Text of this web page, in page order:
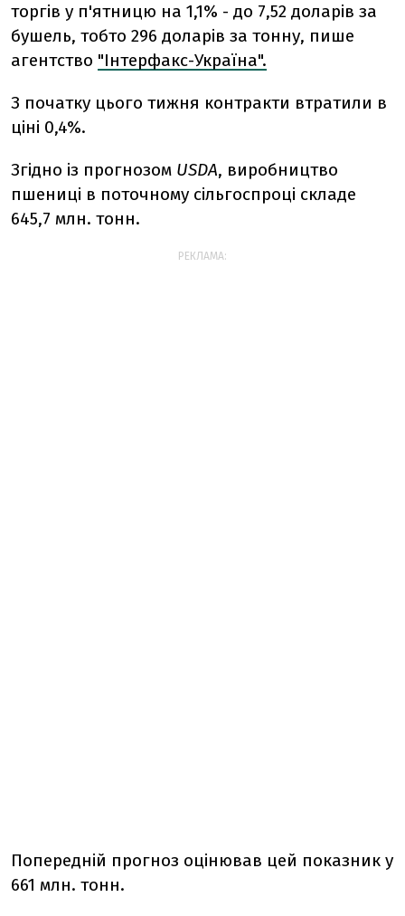
торгів у п'ятницю на 1,1% - до 7,52 доларів за
бушель, тобто 296 доларів за тонну, пише
агентство "Інтерфакс-Україна".
З початку цього тижня контракти втратили в
ціні 0,4%.
Згідно із прогнозом USDA, виробництво
пшениці в поточному сільгоспроці складе
645,7 млн. тонн.
РЕКЛАМА:
Попередній прогноз оцінював цей показник у
661 млн. тонн.